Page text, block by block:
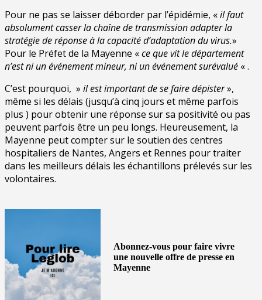
Pour ne pas se laisser déborder par l’épidémie, «il faut
absolument casser la chaîne de transmission adapter la
stratégie de réponse à la capacité d’adaptation du virus.»
Pour le Préfet de la Mayenne «ce que vit le département
n’est ni un événement mineur, ni un événement surévalué « .
C’est pourquoi, » il est important de se faire dépister»,
même si les délais (jusqu’à cinq jours et même parfois
plus ) pour obtenir une réponse sur sa positivité ou pas
peuvent parfois être un peu longs. Heureusement, la
Mayenne peut compter sur le soutien des centres
hospitaliers de Nantes, Angers et Rennes pour traiter
dans les meilleurs délais les échantillons prélevés sur les
volontaires.
Abonnez-vous pour faire vivre
une nouvelle offre de presse en
Mayenne